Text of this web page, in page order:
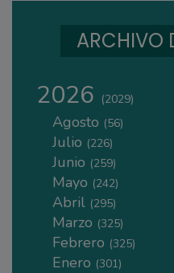
ARCHIVO
2026 (2029)
Agosto (56)
Julio (226)
Junio (259)
Mayo (242)
Abril (295)
Marzo (325)
Febrero (325)
Enero (301)